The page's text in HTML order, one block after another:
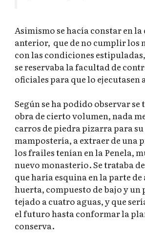
Asimismo se hacía constar en
anterior, que de no cumplir los
con las condiciones
se reservaba la facultad de
oficiales para que lo ejecutasen
Según se ha podido observar se
obra de cierto volumen, nada
carros de piedra pizarra para
mampostería, a extraer de una
los frailes tenían en la Penela,
nuevo monasterio. Se trataba
que haría esquina en la parte
huerta, compuesto de bajo y un
tejado a cuatro aguas, y que
el futuro hasta conformar la
conserva.